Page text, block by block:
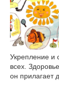
Укрепление и
всех.
он прилагает